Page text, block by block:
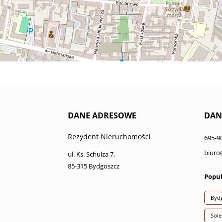
DANE ADRESOWE
Rezydent Nieruchomości
ul. Ks. Schulza 7,
85-315 Bydgoszcz
695-